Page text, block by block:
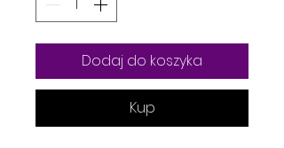
Dodaj do koszyka
Kup